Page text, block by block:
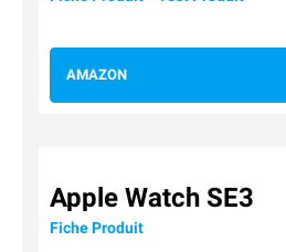
AMAZON
Apple Watch SE3
Fiche Produit